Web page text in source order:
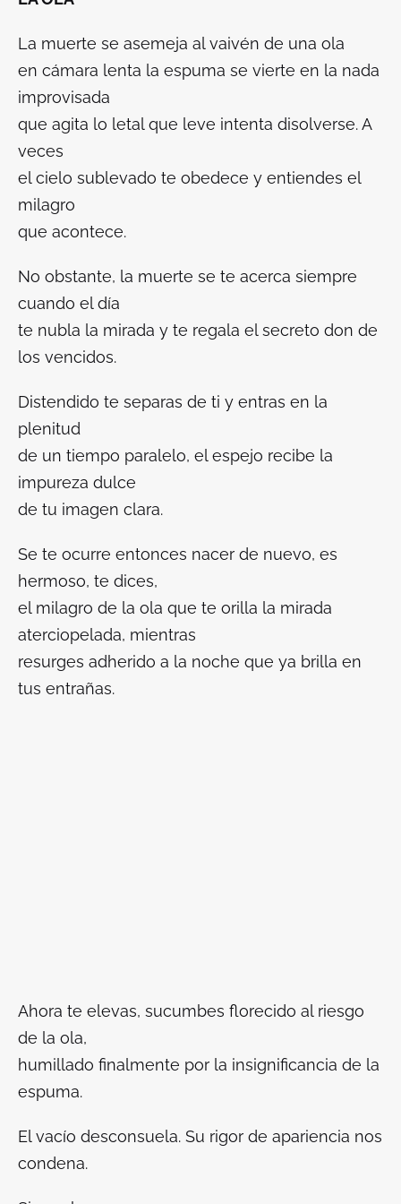
La muerte se asemeja al vaivén de una ola
en cámara lenta la espuma se vierte en la nada
improvisada
que agita lo letal que leve intenta disolverse. A
veces
el cielo sublevado te obedece y entiendes el
milagro
que acontece.
No obstante, la muerte se te acerca siempre
cuando el día
te nubla la mirada y te regala el secreto don de
los vencidos.
Distendido te separas de ti y entras en la
plenitud
de un tiempo paralelo, el espejo recibe la
impureza dulce
de tu imagen clara.
Se te ocurre entonces nacer de nuevo, es
hermoso, te dices,
el milagro de la ola que te orilla la mirada
aterciopelada, mientras
resurges adherido a la noche que ya brilla en
tus entrañas.
Ahora te elevas, sucumbes florecido al riesgo
de la ola,
humillado finalmente por la insignificancia de la
espuma.
El vacío desconsuela. Su rigor de apariencia nos
condena.